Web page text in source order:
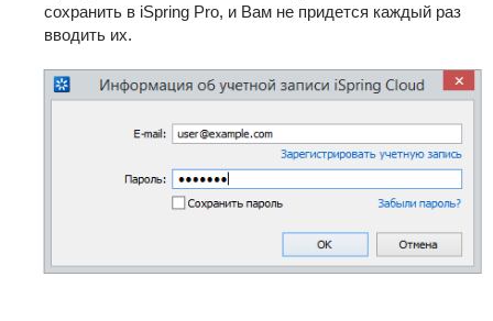
сохранить в iSpring Pro, и Вам не придется каждый раз
вводить их.